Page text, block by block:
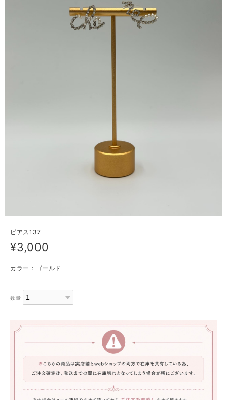
ピアス137
¥3,000
カラー：ゴールド
数量